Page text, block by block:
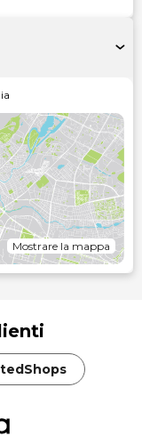
Mostrare la mappa